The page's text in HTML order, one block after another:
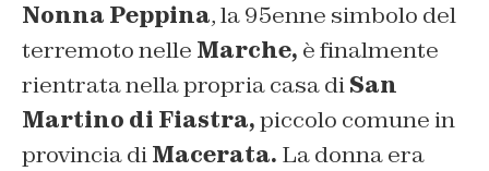
Nonna Peppina, la 95enne simbolo del
terremoto nelle Marche, è finalmente
rientrata nella propria casa diSan
Martino di Fiastra,piccolo comune in
provincia diMacerata. La donna era